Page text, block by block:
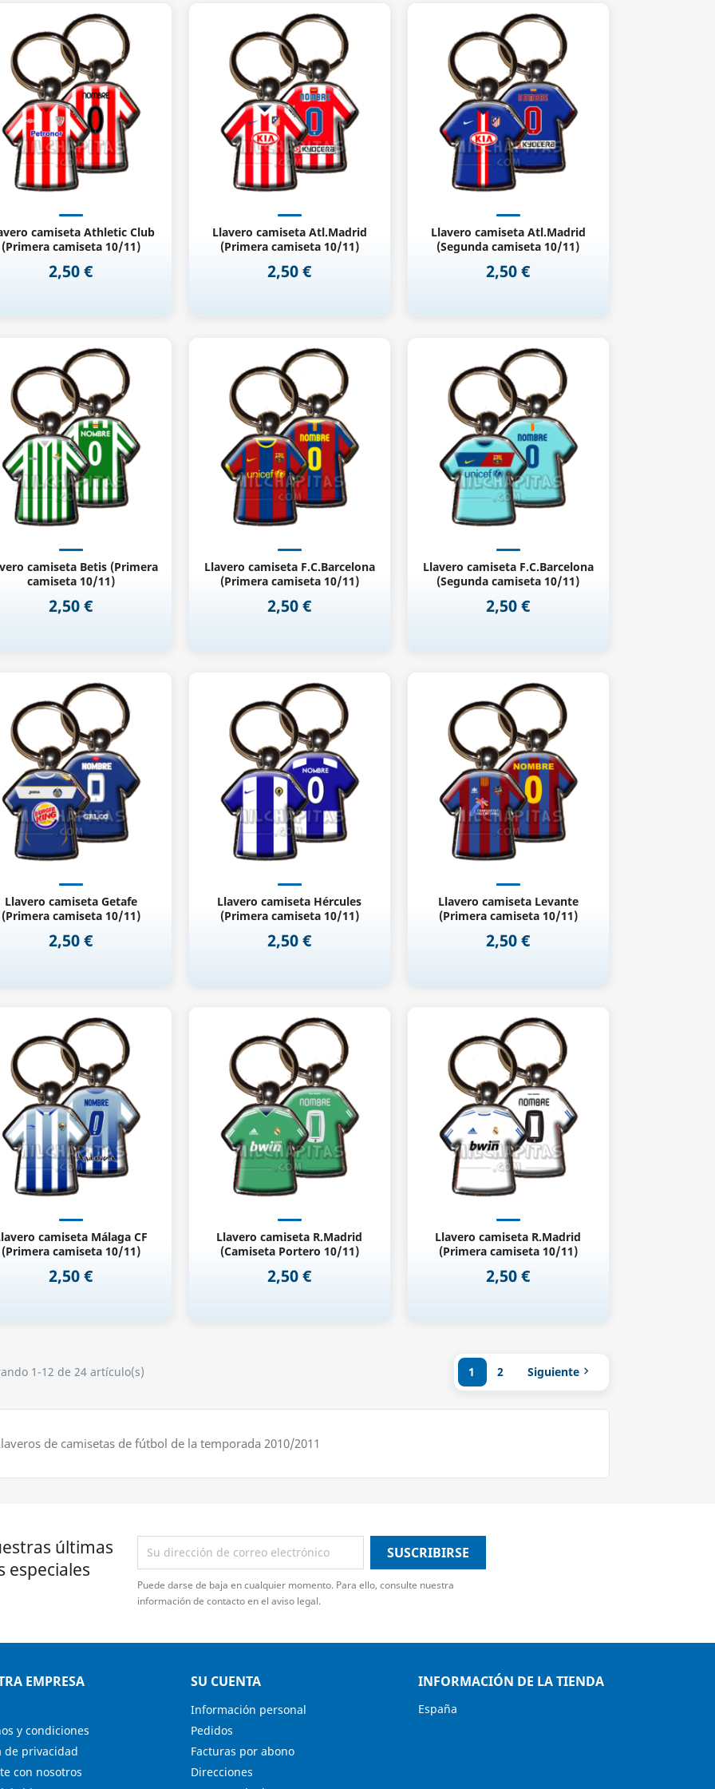
camiseta Athletic Club
(Primera camiseta 10/11)
Precio
2,50 €
Vista rápida
Llavero camiseta Atl.Madrid
(Primera camiseta 10/11)
Precio
2,50 €
Vista rápida
Llavero camiseta Atl.Madrid
(Segunda camiseta 10/11)
Precio
2,50 €
Vista rápida
camiseta Betis (Primera
camiseta 10/11)
Precio
2,50 €
Vista rápida
Llavero camiseta F.C.Barcelona
(Primera camiseta 10/11)
Precio
2,50 €
Vista rápida
Llavero camiseta F.C.Barcelona
(Segunda camiseta 10/11)
Precio
2,50 €
Vista rápida
Llavero camiseta Getafe
(Primera camiseta 10/11)
Precio
2,50 €
Vista rápida
Llavero camiseta Hércules
(Primera camiseta 10/11)
Precio
2,50 €
Vista rápida
Llavero camiseta Levante
(Primera camiseta 10/11)
Precio
2,50 €
Vista rápida
camiseta Málaga CF
(Primera camiseta 10/11)
Precio
2,50 €
Vista rápida
Llavero camiseta R.Madrid
(Camiseta Portero 10/11)
Precio
2,50 €
Vista rápida
Llavero camiseta R.Madrid
(Primera camiseta 10/11)
Precio
2,50 €
Vista rápida
1-12 de 24 artículo(s) 1 2 Siguiente 
de camisetas de fútbol de la temporada 2010/2011
últimas
especiales
Puede darse de baja en cualquier momento. Para ello, consulte nuestra
información de contacto en el aviso legal.
EMPRESA
y condiciones
de privacidad
con nosotros
SU CUENTA
Información personal
Pedidos
Facturas por abono
Direcciones
INFORMACIÓN DE LA TIENDA
España